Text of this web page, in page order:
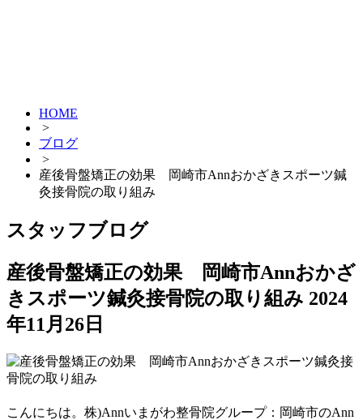
HOME
>
ブログ
>
産後骨盤矯正の効果 岡崎市Annおかざきスポーツ鍼
灸接骨院の取り組み
スタッフブログ
産後骨盤矯正の効果 岡崎市Annおかざ
きスポーツ鍼灸接骨院の取り組み 2024
年11月26日
こんにちは。株)Annいまがわ整骨院グループ：岡崎市のAnn